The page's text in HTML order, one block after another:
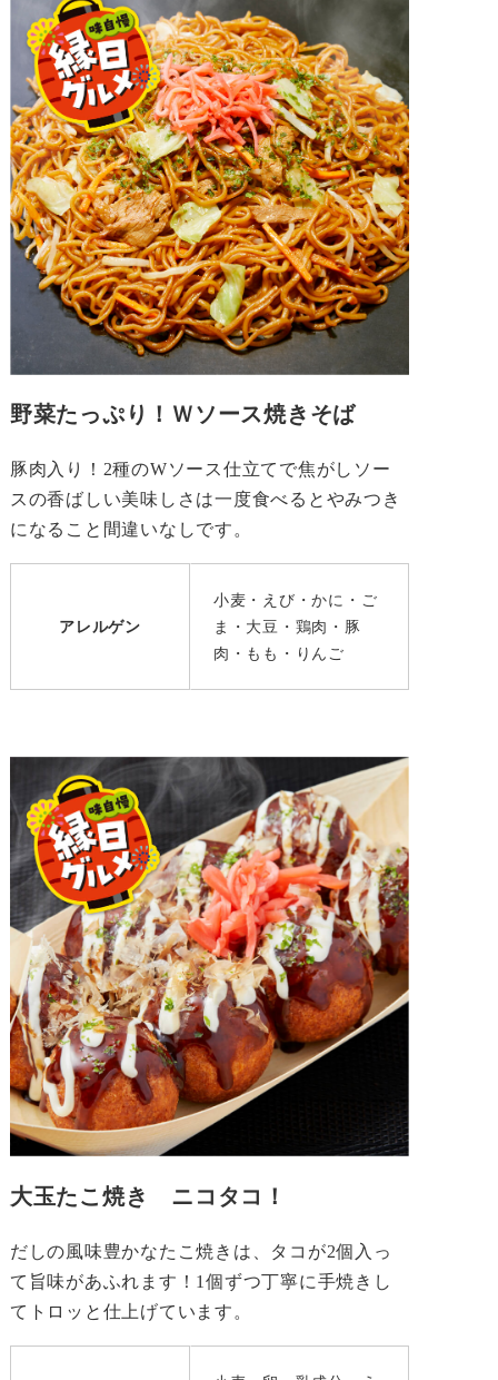
野菜たっぷり！Ｗソース焼きそば
豚肉入り！2種のWソース仕立てで焦がしソー
スの香ばしい美味しさは一度食べるとやみつき
になること間違いなしです。
アレルゲン
小麦・えび・かに・ご
ま・大豆・鶏肉・豚
肉・もも・りんご
大玉たこ焼き ニコタコ！
だしの風味豊かなたこ焼きは、タコが2個入っ
て旨味があふれます！1個ずつ丁寧に手焼きし
てトロッと仕上げています。